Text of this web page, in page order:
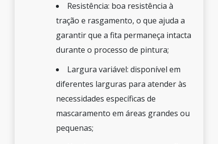
Resistência: boa resistência à
tração e rasgamento, o que ajuda a
garantir que a fita permaneça intacta
durante o processo de pintura;
Largura variável: disponível em
diferentes larguras para atender às
necessidades específicas de
mascaramento em áreas grandes ou
pequenas;